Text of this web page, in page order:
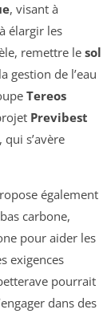
, visant à
élargir les
remettre le sol
gestion de l’eau
Tereos
Previbest
s’avère
également
carbone,
pour aider les
exigences
pourrait
dans des